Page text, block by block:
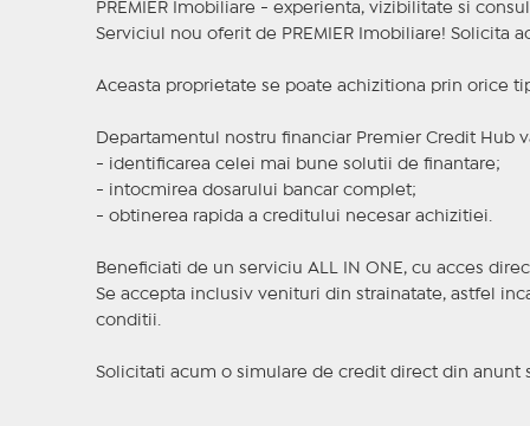
PREMIER Imobiliare - experienta, vizibilitate si
Serviciul nou oferit de PREMIER Imobiliare! Solicita
Aceasta proprietate se poate achizitiona prin orice
Departamentul nostru financiar Premier Credit Hub
- identificarea celei mai bune solutii de finantare;
- intocmirea dosarului bancar complet;
- obtinerea rapida a creditului necesar achizitiei.
Beneficiati de un serviciu ALL IN ONE, cu acces
Se accepta inclusiv venituri din strainatate, astfel
conditii.
Solicitati acum o simulare de credit direct din